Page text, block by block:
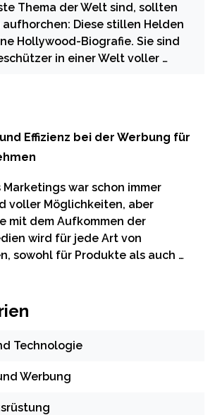
Thema der Welt sind, sollten
Diese stillen Helden
Hollywood-Biografie. Sie sind
in einer Welt voller …
Effizienz bei der Werbung für
Marketings war schon immer
voller Möglichkeiten, aber
mit dem Aufkommen der
wird für jede Art von
sowohl für Produkte als auch …
Technologie
Werbung